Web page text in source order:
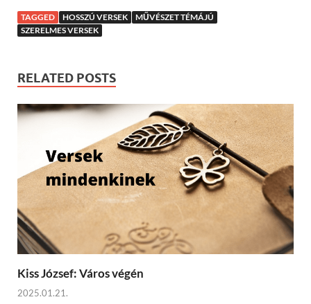
TAGGED HOSSZÚ VERSEK
MŰVÉSZET TÉMÁJÚ
SZERELMES VERSEK
RELATED POSTS
Kiss József: Város végén
2025.01.21.